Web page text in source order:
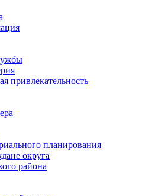
привлекательность
планирования
округа
района